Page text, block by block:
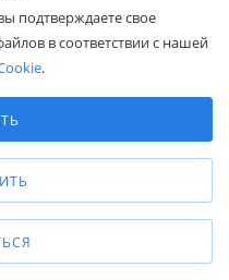
подтверждаете свое
в соответствии с нашей
.